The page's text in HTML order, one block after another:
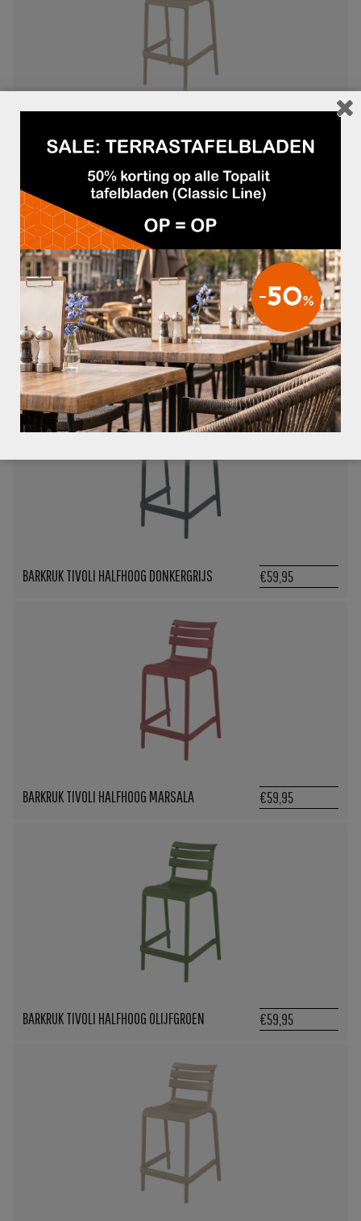
BARKRUK TIVOLI OLIJFGROEN €59,95
BARKRUK TIVOLI HALFHOOG DONKERGRIJS €59,95
BARKRUK TIVOLI HALFHOOG MARSALA €59,95
BARKRUK TIVOLI HALFHOOG OLIJFGROEN €59,95